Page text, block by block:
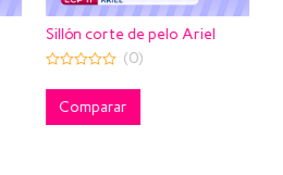
pelo Ariel Sillón corte de pelo
out